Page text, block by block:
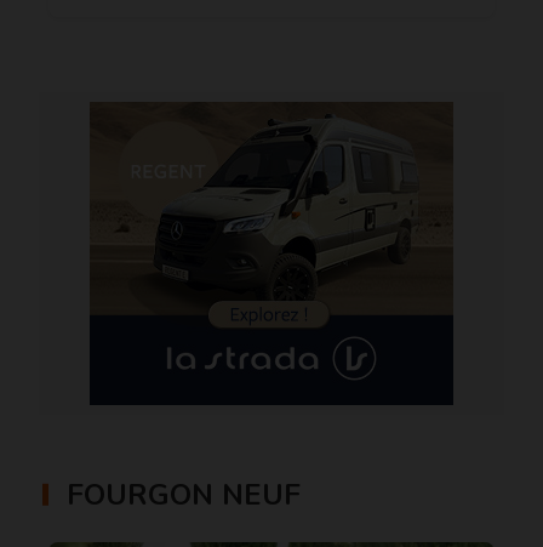
FOURGON NEUF